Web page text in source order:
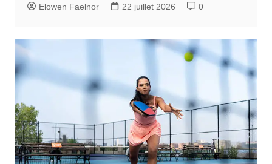
Elowen Faelnor 22 juillet 2026 0